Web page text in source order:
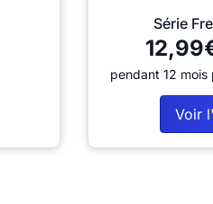
Série
pendant 12
Voir